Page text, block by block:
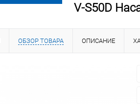
V-S50D
ОБЗОР ТОВАРА ОПИСАНИЕ